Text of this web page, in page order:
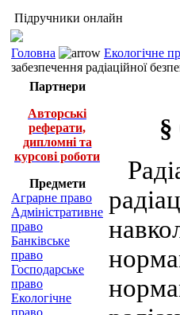
Підручники онлайн
Головна Екологічне
забезпечення радіаційної
Партнери
Авторські
реферати,
дипломні та
курсові роботи
Предмети
Аграрне право
Адміністративне
право
Банківське
право
Господарське
право
Екологічне
право
§